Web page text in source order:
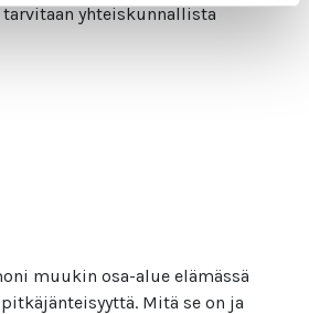
yhteiskunnallista
muukin osa-alue elämässä
Mitä se on ja